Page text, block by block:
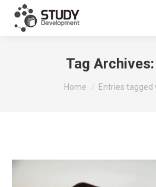
Tag Archives:
You are here:
Home Entries tagged